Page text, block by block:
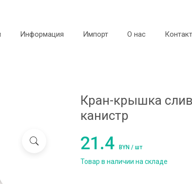
Информация Импорт О нас
Кран-крышка
канистр
21.4 BYN / шт
Товар в наличии на складе